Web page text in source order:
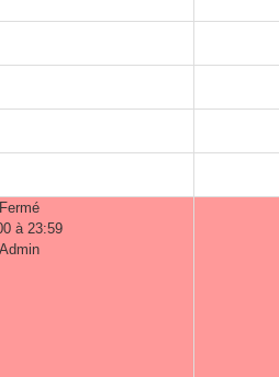
Fermé
à 23:59
Admin